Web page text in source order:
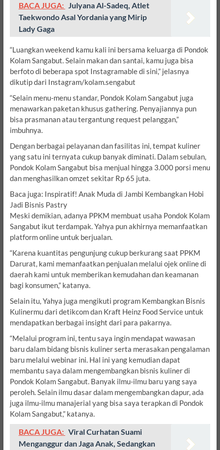
BACA JUGA: Julyana Al-Sadeq, Atlet
Taekwondo Asal Yordania yang Mirip
Lady Gaga
“Luangkan weekend kamu kali ini bersama keluarga di Pondok
Kolam Sangabut. Selain makan dan santai, kamu juga bisa
berfoto di beberapa spot Instagramable di sini,” jelasnya
dikutip dari Instagram/kolam.sengabut
“Selain menu-menu standar, Pondok Kolam Sangabut juga
menawarkan paketan khusus gathering. Penyajiannya pun
bisa prasmanan atau tergantung request pelanggan,”
imbuhnya.
Dengan berbagai pelayanan dan fasilitas ini, tempat kuliner
yang satu ini ternyata cukup banyak diminati. Dalam sebulan,
Pondok Kolam Sangabut bisa menjual hingga 3.000 porsi menu
dan menghasilkan omzet sekitar Rp 65 juta.
Baca juga: Inspiratif! Anak Muda di Jambi Kembangkan Hobi
Jadi Bisnis Pastry
Meski demikian, adanya PPKM membuat usaha Pondok Kolam
Sangabut ikut terdampak. Yahya pun akhirnya memanfaatkan
platform online untuk berjualan.
“Karena kuantitas pengunjung cukup berkurang saat PPKM
Darurat, kami memanfaatkan penjualan melalui ojek online di
daerah kami untuk memberikan kemudahan dan keamanan
bagi konsumen,” katanya.
Selain itu, Yahya juga mengikuti program Kembangkan Bisnis
Kulinermu dari detikcom dan Kraft Heinz Food Service untuk
mendapatkan berbagai insight dari para pakarnya.
“Melalui program ini, tentu saya ingin mendapat wawasan
baru dalam bidang bisnis kuliner serta merasakan pengalaman
baru melalui webinar ini. Hal ini yang kemudian dapat
membantu saya dalam mengembangkan bisnis kuliner di
Pondok Kolam Sangabut. Banyak ilmu-ilmu baru yang saya
peroleh. Selain ilmu dasar dalam mengembangkan dapur, ada
juga ilmu-ilmu manajerial yang bisa saya terapkan di Pondok
Kolam Sangabut,” katanya.
BACA JUGA: Viral Curhatan Suami
Menganggur dan Jaga Anak, Sedangkan